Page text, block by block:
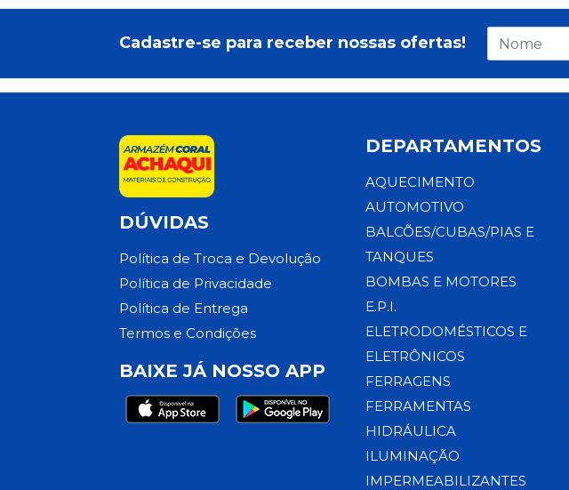
Cadastre-se para receber nossas ofertas!
DÚVIDAS
Política de Troca e Devolução
Política de Privacidade
Política de Entrega
Termos e Condições
BAIXE JÁ NOSSO APP
DEPARTAMENTOS
AQUECIMENTO
AUTOMOTIVO
BALCÕES/CUBAS/PIAS E
TANQUES
BOMBAS E MOTORES
E.P.I.
ELETRODOMÉSTICOS E
ELETRÔNICOS
FERRAGENS
FERRAMENTAS
HIDRÁULICA
ILUMINAÇÃO
IMPERMEABILIZANTES